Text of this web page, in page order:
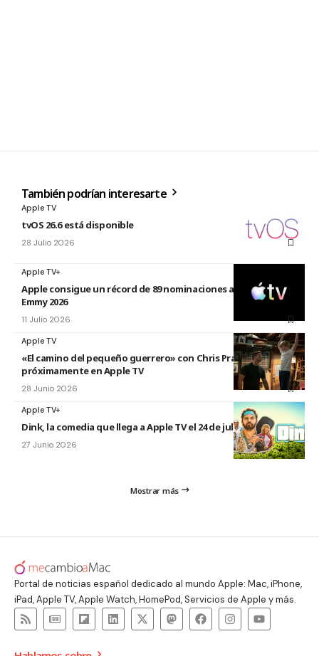
También podrían interesarte
Apple TV
tvOS 26.6 está disponible
28 Julio 2026
Apple TV+
Apple consigue un récord de 89 nominaciones a los premios
Emmy 2026
11 Julio 2026
Apple TV
«El camino del pequeño guerrero» con Chris Pratt
próximamente en Apple TV
28 Junio 2026
Apple TV+
Dink, la comedia que llega a Apple TV el 24 de julio
27 Junio 2026
Mostrar más
Portal de noticias español dedicado al mundo Apple: Mac, iPhone,
iPad, Apple TV, Apple Watch, HomePod, Servicios de Apple y más.